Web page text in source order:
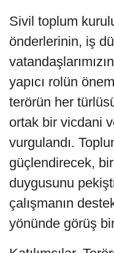
Sivil toplum
önderlerinin, iş
yapıcı rolün
terörün her
ortak bir vicdani
vurgulandı.
güçlendirecek,
duygusunu
çalışmanın
yönünde görüş